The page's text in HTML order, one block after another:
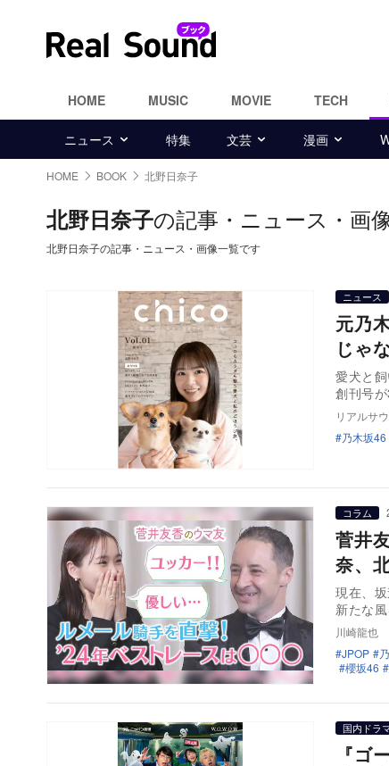
HOME MUSIC MOVIE TECH
ニュース 特集 文芸 漫画
HOME BOOK 北野日奈子
北野日奈子の記事・ニュース・画
北野日奈子の記事・ニュース・画像一覧です
ニュース
元乃
じゃ
愛犬と
リアルサ
乃木坂46
コラム
菅井
奈、
現在、
新たな
川崎龍也
JPOP
櫻坂46
国内ドラ
『ゴ